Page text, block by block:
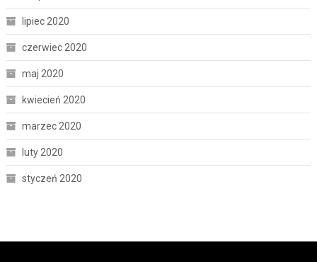
lipiec 2020
czerwiec 2020
maj 2020
kwiecień 2020
marzec 2020
luty 2020
styczeń 2020